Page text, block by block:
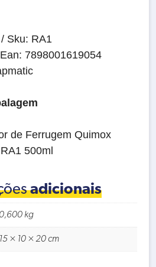
Sku: RA1
7898001619054
de Ferrugem Quimox
500ml
adicionais
0,600 kg
15 × 10 × 20 cm